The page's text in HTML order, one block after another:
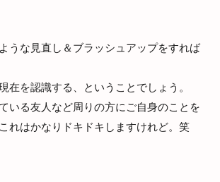
うな見直し＆ブラッシュアップをすれば
在を認識する、ということでしょう。
いる友人など周りの方にご自身のことを
れはかなりドキドキしますけれど。笑